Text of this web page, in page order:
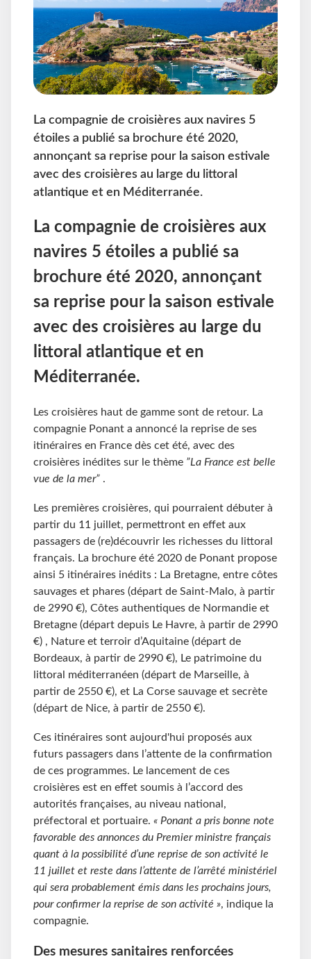
La compagnie de croisières aux navires 5
étoiles a publié sa brochure été 2020,
annonçant sa reprise pour la saison estivale
avec des croisières au large du littoral
atlantique et en Méditerranée.
La compagnie de croisières aux
navires 5 étoiles a publié sa
brochure été 2020, annonçant
sa reprise pour la saison estivale
avec des croisières au large du
littoral atlantique et en
Méditerranée.
Les croisières haut de gamme sont de retour. La
compagnie Ponant a annoncé la reprise de ses
itinéraires en France dès cet été, avec des
croisières inédites sur le thème ”La France est belle
vue de la mer” .
Les premières croisières, qui pourraient débuter à
partir du 11 juillet, permettront en effet aux
passagers de (re)découvrir les richesses du littoral
français. La brochure été 2020 de Ponant propose
ainsi 5 itinéraires inédits : La Bretagne, entre côtes
sauvages et phares (départ de Saint-Malo, à partir
de 2990 €), Côtes authentiques de Normandie et
Bretagne (départ depuis Le Havre, à partir de 2990
€) , Nature et terroir d’Aquitaine (départ de
Bordeaux, à partir de 2990 €), Le patrimoine du
littoral méditerranéen (départ de Marseille, à
partir de 2550 €), et La Corse sauvage et secrète
(départ de Nice, à partir de 2550 €).
Ces itinéraires sont aujourd'hui proposés aux
futurs passagers dans l’attente de la confirmation
de ces programmes. Le lancement de ces
croisières est en effet soumis à l’accord des
autorités françaises, au niveau national,
préfectoral et portuaire. « Ponant a pris bonne note
favorable des annonces du Premier ministre français
quant à la possibilité d’une reprise de son activité le
11 juillet et reste dans l’attente de l’arrêté ministériel
qui sera probablement émis dans les prochains jours,
pour confirmer la reprise de son activité », indique la
compagnie.
Des mesures sanitaires renforcées